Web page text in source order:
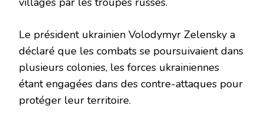
Le président ukrainien Volodymyr Zelensky a
déclaré que les combats se poursuivaient dans
plusieurs colonies, les forces ukrainiennes
étant engagées dans des contre-attaques pour
protéger leur territoire.